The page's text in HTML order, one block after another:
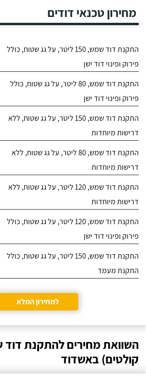
מחירון טכנאי דודים
התקנת דוד שמש, 150 ליטר, על גג שטוח, כולל
פירוק ופינוי דוד ישן
התקנת דוד שמש, 80 ליטר, על גג שטוח, כולל
פירוק ופינוי דוד ישן
התקנת דוד שמש, 150 ליטר, על גג שטוח, ללא
דרישות מיוחדות
התקנת דוד שמש, 80 ליטר, על גג שטוח, ללא
דרישות מיוחדות
התקנת דוד שמש, 120 ליטר, על גג שטוח, ללא
דרישות מיוחדות
התקנת דוד שמש, 120 ליטר, על גג שטוח, כולל
פירוק ופינוי דוד ישן
התקנת דוד שמש, 150 ליטר, על גג שטוח, כולל
התקנת מעמד
למחירון המלא
השוואת מחירים להתקנת
קולטים) באשדוד